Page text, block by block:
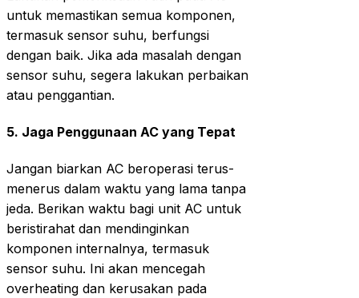
untuk memastikan semua komponen,
termasuk sensor suhu, berfungsi
dengan baik. Jika ada masalah dengan
sensor suhu, segera lakukan perbaikan
atau penggantian.
5. Jaga Penggunaan AC yang Tepat
Jangan biarkan AC beroperasi terus-
menerus dalam waktu yang lama tanpa
jeda. Berikan waktu bagi unit AC untuk
beristirahat dan mendinginkan
komponen internalnya, termasuk
sensor suhu. Ini akan mencegah
overheating dan kerusakan pada